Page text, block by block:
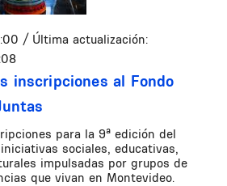
/ Última actualización:
inscripciones al Fondo
para la 9ª edición del
sociales, educativas,
impulsadas por grupos de
que vivan en Montevideo.